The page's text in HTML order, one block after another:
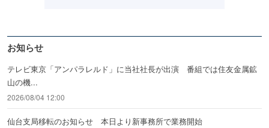
お知らせ
テレビ東京「アンパラレルド」に当社社長が出演 番組では住友金属鉱
山の機...
2026/08/04 12:00
仙台支局移転のお知らせ 本日より新事務所で業務開始